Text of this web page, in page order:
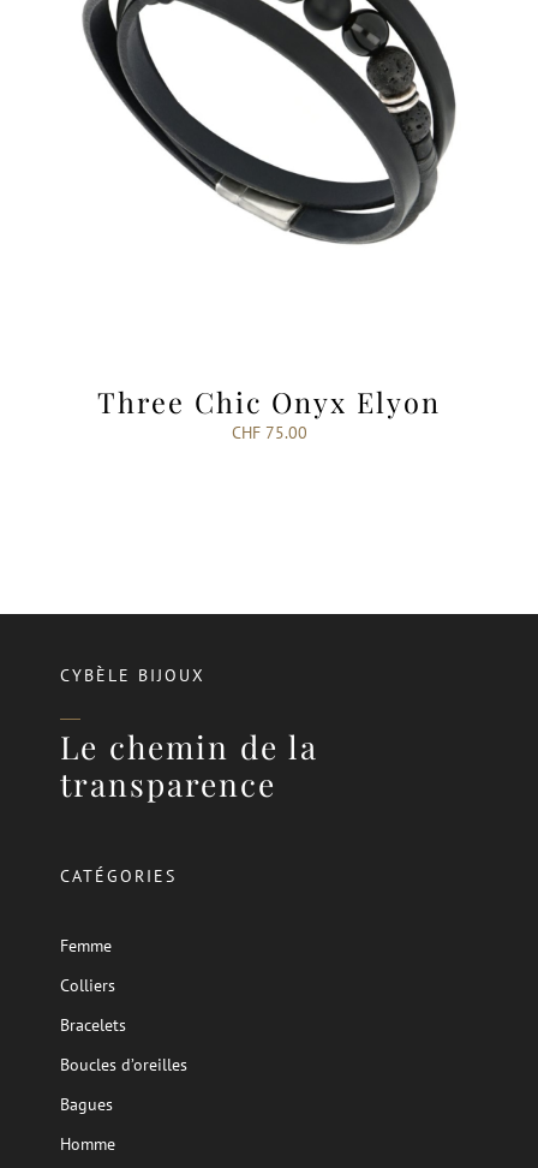
Three Chic Onyx Elyon
CHF75.00
CYBÈLE BIJOUX
Le chemin de la
transparence
CATÉGORIES
Femme
Colliers
Bracelets
Boucles d’oreilles
Bagues
Homme